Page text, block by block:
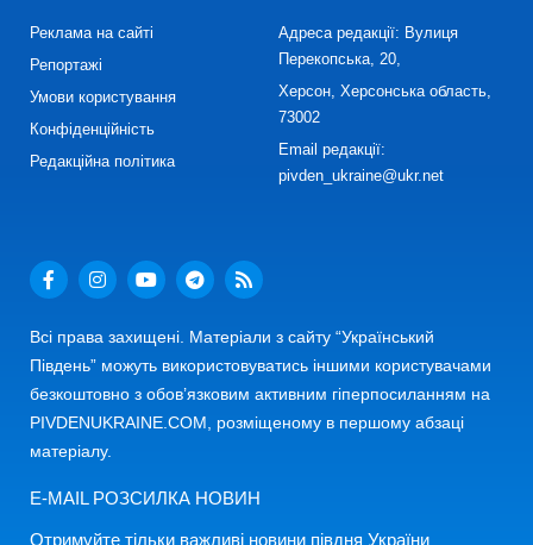
Реклама на сайті
Репортажі
Умови користування
Конфіденційність
Редакційна політика
Адреса редакції: Вулиця
Перекопська, 20,
Херсон, Херсонська область,
73002
Email редакції:
pivden_ukraine@ukr.net
Всі права захищені. Матеріали з сайту “Український
Південь” можуть використовуватись іншими користувачами
безкоштовно з обов’язковим активним гіперпосиланням на
PIVDENUKRAINE.COM, розміщеному в першому абзаці
матеріалу.
E-MAIL РОЗСИЛКА НОВИН
Отримуйте тільки важливі новини півдня України